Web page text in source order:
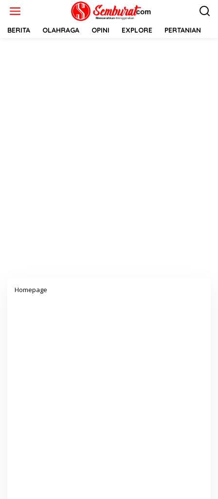
BERITA OLAHRAGA OPINI EXPLORE PERTANIAN
Homepage